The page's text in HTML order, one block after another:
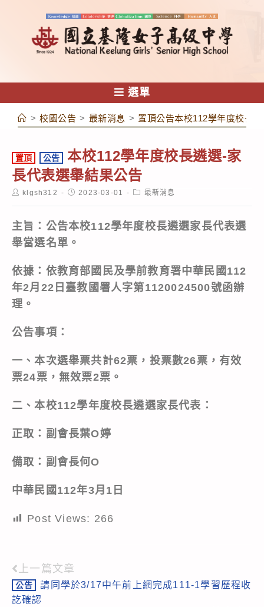
容
選單
> 校園公告 > 最新消息 > 置頂公告本校112學年度校長
置頂 公告
本校112學年度校長遴選-家
長代表選舉結果公告
Postklgsh312
Post2023-03-01
Post最新消息
主旨： 公告本校112學年度校長遴選家長代表選
舉當選名單。
依據： 依教育部國民及學前教育署中華民國112
年2月22日臺教國署人字第1120024500號函辦
理。
公告事項 ：
一、本次選舉票共計62票，投票數26票，有效
票24票，無效票2票。
二、 本校112學年度校長遴選家長代表：
正取：副會長葉O婷
備取：副會長何O
中華民國112年3月1日
Post Views: 266
Read
more
上一篇文章
公告
請同學於3/17中午前上網完成111-1學習歷程收
訖確認